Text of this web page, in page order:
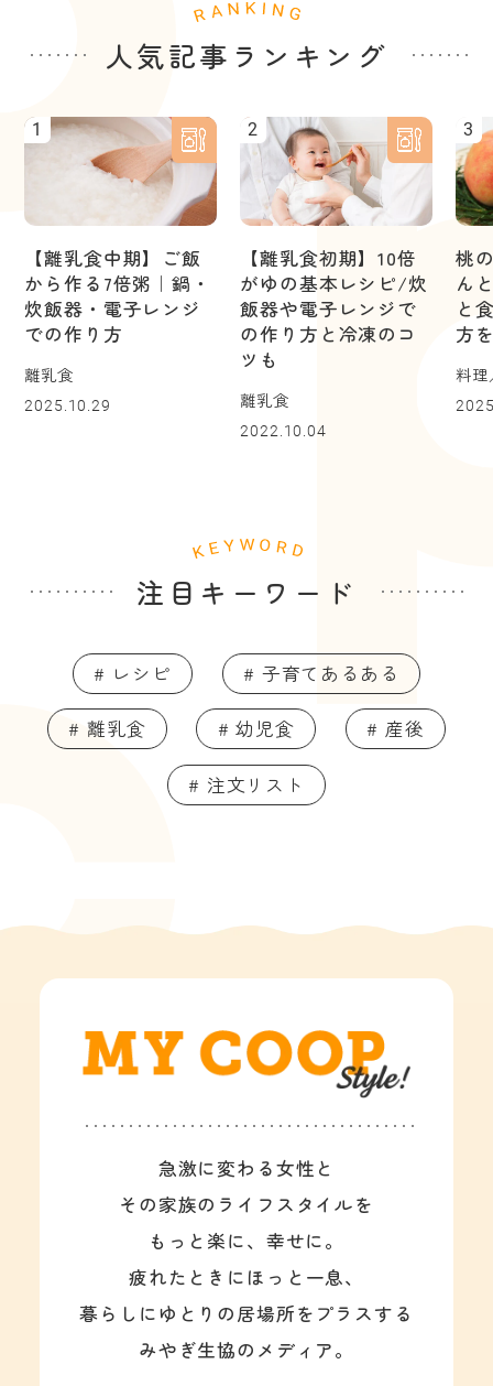
人気記事ランキング
1
【離乳食中期】ご飯
から作る7倍粥｜鍋・
炊飯器・電子レンジ
での作り方
離乳食
2025.10.29
2
【離乳食初期】10倍
がゆの基本レシピ/炊
飯器や電子レンジで
の作り方と冷凍のコ
ツも
離乳食
2022.10.04
3
桃
ん
と
方
料
注目キーワード
# レシピ # 子育てあるある
# 離乳食 # 幼児食 # 産後
# 注文リスト
急激に変わる女性と
その家族のライフスタイルを
もっと楽に、幸せに。
疲れたときにほっと一息、
暮らしにゆとりの居場所をプラスする
みやぎ生協のメディア。